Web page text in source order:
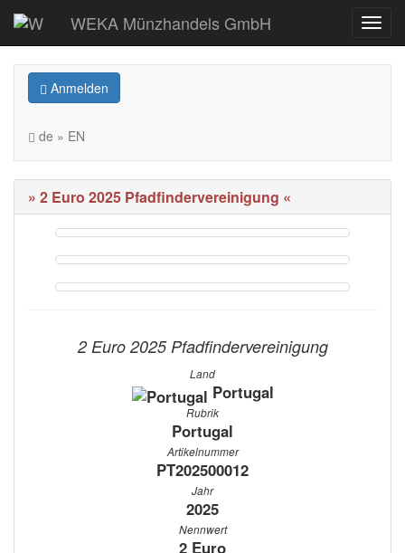
WEKA Münzhandels GmbH
Anmelden
de » EN
» 2 Euro 2025 Pfadfindervereinigung «
2 Euro 2025 Pfadfindervereinigung
Land
Portugal
Rubrik
Portugal
Artikelnummer
PT202500012
Jahr
2025
Nennwert
2 Euro